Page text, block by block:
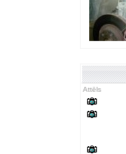
Attēls